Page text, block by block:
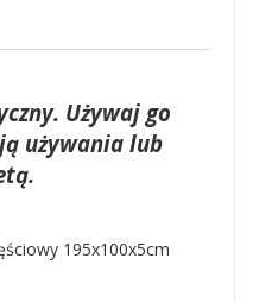
Używaj go
używania lub
195x100x5cm